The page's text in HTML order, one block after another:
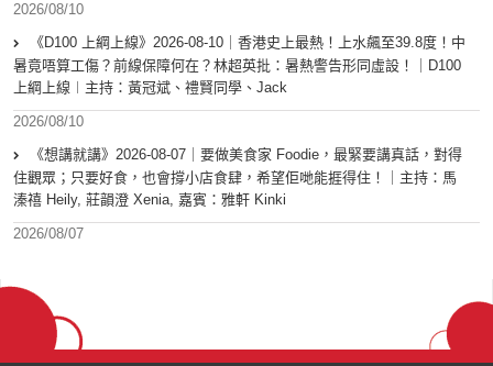
2026/08/10
《D100 上綱上線》2026-08-10｜香港史上最熱！上水飆至39.8度！中
暑竟唔算工傷？前線保障何在？林超英批：暑熱警告形同虛設！｜D100
上綱上線︱主持：黃冠斌、禮賢同學、Jack
2026/08/10
《想講就講》2026-08-07｜要做美食家 Foodie，最緊要講真話，對得
住觀眾；只要好食，也會撐小店食肆，希望佢哋能捱得住！｜主持：馬
溱禧 Heily, 莊韻澄 Xenia, 嘉賓：雅軒 Kinki
2026/08/07